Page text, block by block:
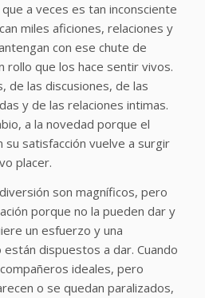
a veces es tan inconsciente
miles aficiones, relaciones y
con ese chute de
rollo que los hace sentir vivos.
de las discusiones, de las
y de las relaciones intimas.
a la novedad porque el
satisfacción vuelve a surgir
placer.
son magníficos, pero
porque no la pueden dar y
un esfuerzo y una
dispuestos a dar. Cuando
ideales, pero
o se quedan paralizados,